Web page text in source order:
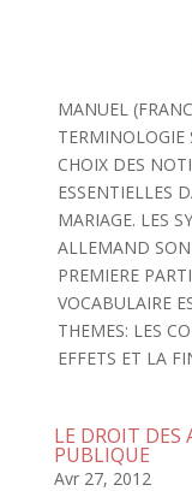
MANUEL
TERMINOLOGIE
CHOIX DES
ESSENTIELLES
MARIAGE. LES
ALLEMAND
PREMIERE
VOCABULAIRE
THEMES: LES
EFFETS ET LA
LE DROIT DES
PUBLIQUE
Avr 27, 2012